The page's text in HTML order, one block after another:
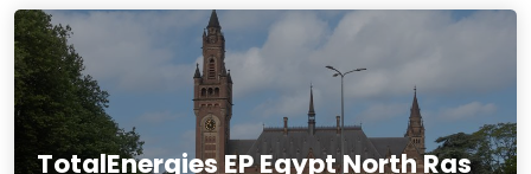
TotalEnergies EP Egypt North Ras